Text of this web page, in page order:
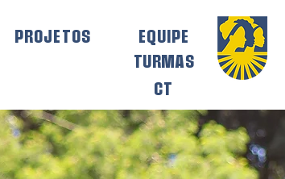
PROJETOS
EQUIPE
TURMAS
CT